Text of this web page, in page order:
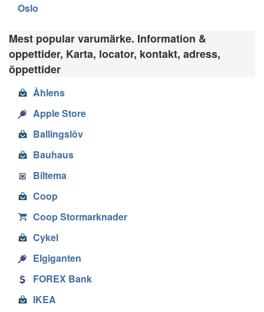
Oslo
Mest popular varumärke. Information &
oppettider, Karta, locator, kontakt, adress,
öppettider
Åhlens
Apple Store
Ballingslöv
Bauhaus
Biltema
Coop
Coop Stormarknader
Cykel
Elgiganten
FOREX Bank
IKEA